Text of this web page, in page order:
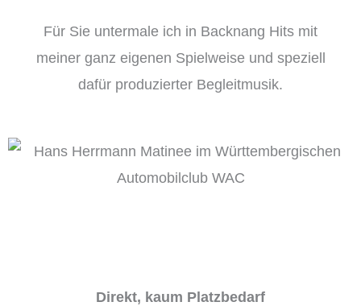
Für Sie untermale ich in Backnang Hits mit
meiner ganz eigenen Spielweise und speziell
dafür produzierter Begleitmusik.
Direkt, kaum Platzbedarf